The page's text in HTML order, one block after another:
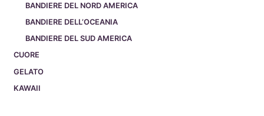
BANDIERE DEL NORD AMERICA
BANDIERE DELL’OCEANIA
BANDIERE DEL SUD AMERICA
CUORE
GELATO
KAWAII